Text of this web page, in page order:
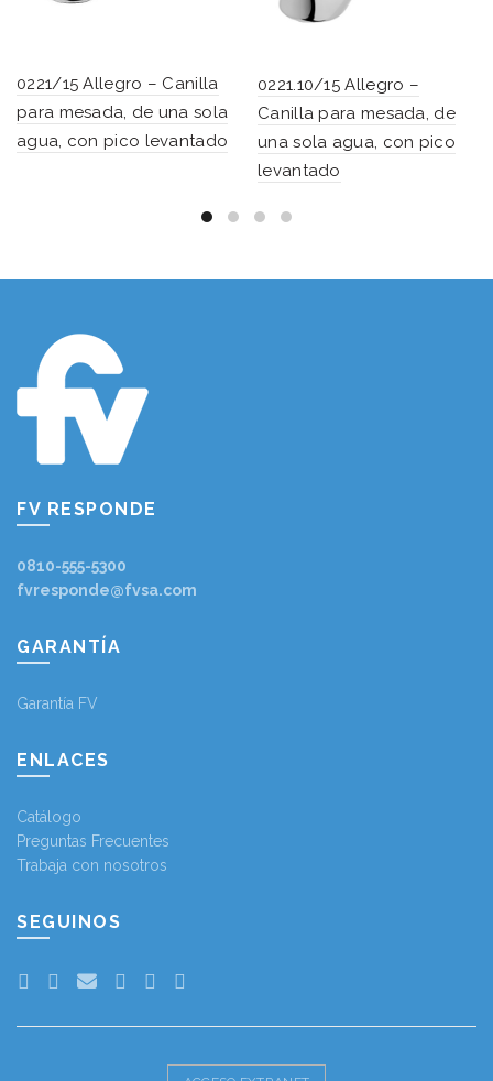
0221/15 Allegro – Canilla
para mesada, de una sola
agua, con pico levantado
0221.10/15 Allegro –
Canilla para mesada, de
una sola agua, con pico
levantado
FV RESPONDE
0810-555-5300
fvresponde@fvsa.com
GARANTÍA
Garantía FV
ENLACES
Catálogo
Preguntas Frecuentes
Trabaja con nosotros
SEGUINOS